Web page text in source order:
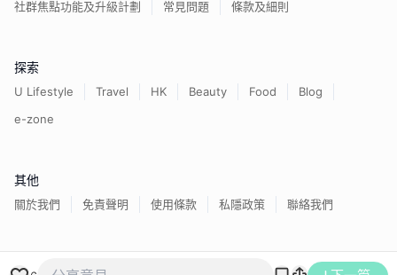
社群焦點功能及升級計劃
常見問題 條款及細則
探索
U Lifestyle Travel HK Beauty Food
Blog
e-zone
其他
關於我們 免責聲明 使用條款 私隱政策 聯絡我們